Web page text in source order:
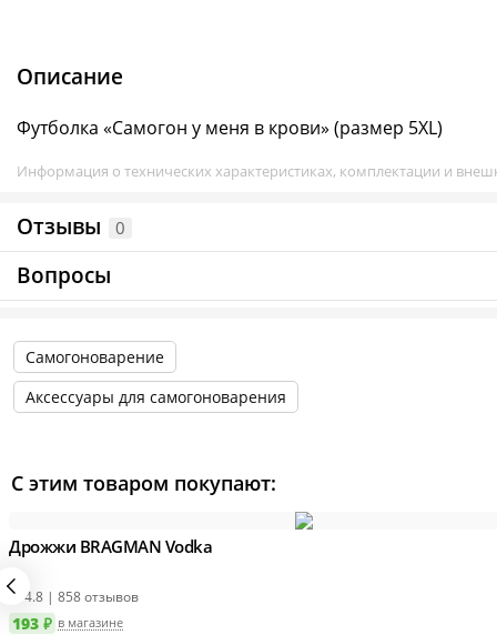
Описание
Футболка «Самогон у меня в крови» (размер 5XL)
Информация о технических характеристиках, комплектации и
Отзывы 0
Вопросы
Самогоноварение
Аксессуары для самогоноварения
С этим товаром покупают:
Дрожжи BRAGMAN Vodka
4.8 | 858 отзывов
193 ₽ в магазине